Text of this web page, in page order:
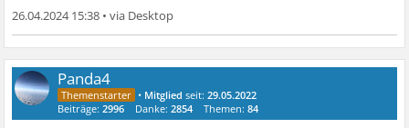
26.04.2024 15:38 •
Panda4
• Mitglied seit:29.05.2022
Beiträge:2996 Danke:2854 Themen:84